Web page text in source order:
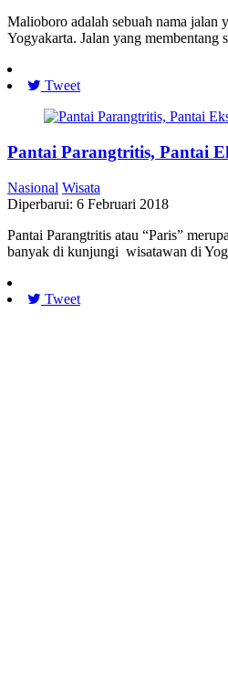
Malioboro adalah sebuah nama jalan
Yogyakarta. Jalan yang membentang
Tweet
Pantai Parangtritis, Pantai
Nasional Wisata
Diperbarui: 6 Februari 2018
Pantai Parangtritis atau “Paris”
banyak di kunjungi wisatawan di
Tweet